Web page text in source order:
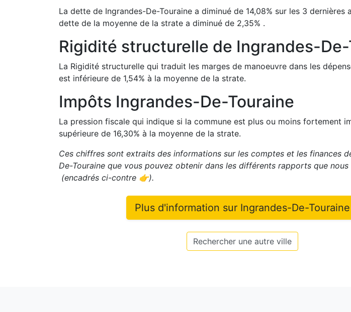
La dette de Ingrandes-De-Touraine a diminué de 14,08% sur les 3 dernières
dette de la moyenne de la strate a diminué de 2,35% .
Rigidité structurelle de Ingrandes-
La Rigidité structurelle qui traduit les marges de manoeuvre dans les
est inférieure de 1,54% à la moyenne de la strate.
Impôts Ingrandes-De-Touraine
La pression fiscale qui indique si la commune est plus ou moins fortement
supérieure de 16,30% à la moyenne de la strate.
Ces chiffres sont extraits des informations sur les comptes et les finances
De-Touraine que vous pouvez obtenir dans les différents rapports que
(encadrés ci-contre 👉).
Plus d'information sur Ingrandes-De-Touraine
Rechercher une autre ville